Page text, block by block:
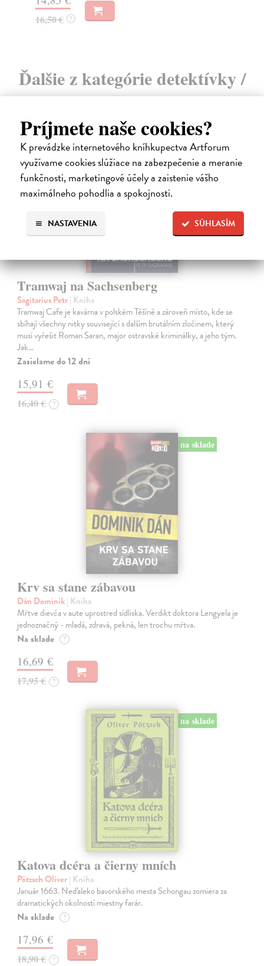
Príjmete naše cookies?
K prevádzke internetového kníhkupectva Artforum
využívame cookies slúžiace na zabezpečenie a meranie
funkčnosti, marketingové účely a zaistenie vášho
maximálneho pohodlia a spokojnosti.
SÚHLASÍM
NASTAVENIA
16,50 € ?
Ďalšie z kategórie detektívky /
mystery
Tramwaj na Sachsenberg
Sagitarius Petr| Kniha
Tramwaj Cafe je kavárna v polském Těšíně a zároveň místo, kde se
sbíhají všechny nitky související s dalším brutálním zločinem, který
musí vyřešit Roman Saran, major ostravské kriminálky, a jeho tým.
Jak…
Zasielame do 12 dní
15,91 €
16,40 € ?
na sklade
Krv sa stane zábavou
Dán Dominik| Kniha
Mŕtve dievča v aute uprostred sídliska. Verdikt doktora Lengyela je
jednoznačný - mladá, zdravá, pekná, len trochu mŕtva.
Na sklade ?
16,69 €
17,95 € ?
na sklade
Katova dcéra a čierny mních
Pötzsch Oliver| Kniha
Január 1663. Neďaleko bavorského mesta Schongau zomiera za
dramatických okolností miestny farár.
Na sklade ?
17,96 €
18,90 € ?